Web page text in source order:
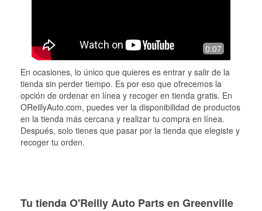
0:07
En ocasiones, lo único que quieres es entrar y salir de la
tienda sin perder tiempo. Es por eso que ofrecemos la
opción de ordenar en línea y recoger en tienda gratis. En
OReillyAuto.com, puedes ver la disponibilidad de productos
en la tienda más cercana y realizar tu compra en línea.
Después, solo tienes que pasar por la tienda que elegiste y
recoger tu orden.
Tu tienda O'Reilly Auto Parts en Greenville